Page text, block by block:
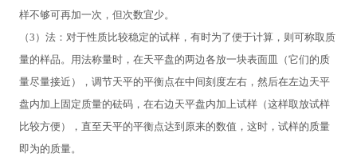
样不够可再加一次，但次数宜少。
（3）法：对于性质比较稳定的试样，有时为了便于计算，则可称取质
量的样品。用法称量时，在天平盘的两边各放一块表面皿（它们的质
量尽量接近），调节天平的平衡点在中间刻度左右，然后在左边天平
盘内加上固定质量的砝码，在右边天平盘内加上试样（这样取放试样
比较方便），直至天平的平衡点达到原来的数值，这时，试样的质量
即为的质量。